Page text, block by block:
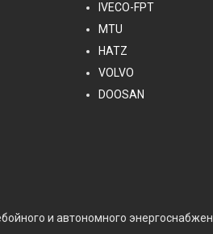
IVECO-FPT
MTU
HATZ
VOLVO
DOOSAN
и автономного